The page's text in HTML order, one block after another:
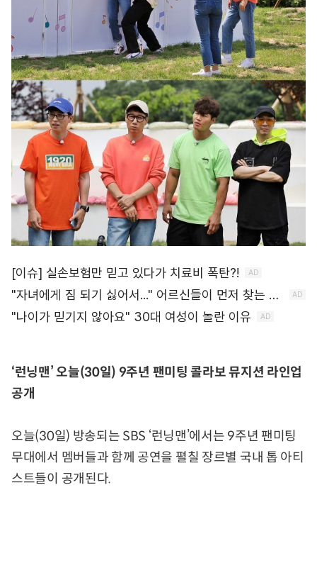
‘런닝맨’ 오늘(30일) 9주년 팬미팅 콜라보 뮤지션 라인업
공개
오늘(30일) 방송되는 SBS ‘런닝맨’에서는 9주년 팬미팅
무대에서 멤버들과 함께 공연을 펼칠 장르별 국내 톱 아티
스트들이 공개된다.